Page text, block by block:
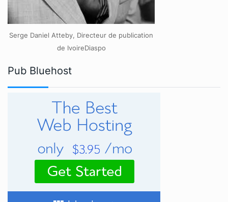
Serge Daniel Atteby, Directeur de publication
de IvoireDiaspo
Pub Bluehost